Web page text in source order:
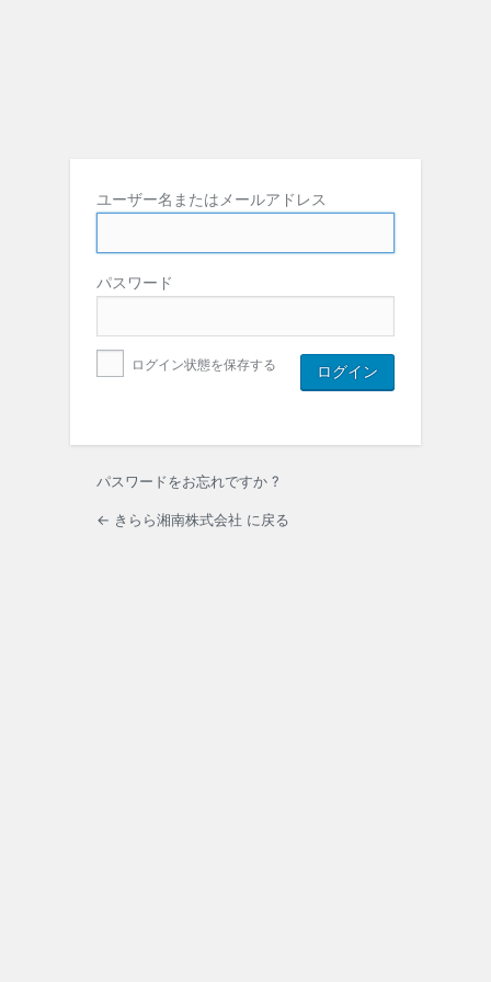
ユーザー名またはメールアドレス
パスワード
ログイン状態を保存する
パスワードをお忘れですか ?
← きらら湘南株式会社 に戻る